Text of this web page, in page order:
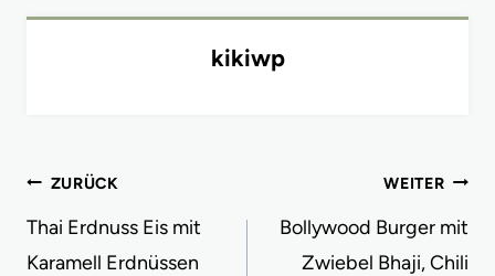
kikiwp
Beitragsnavigation
ZURÜCK
Thai Erdnuss Eis mit
Karamell Erdnüssen
WEITER
Bollywood Burger mit
Zwiebel Bhaji, Chili